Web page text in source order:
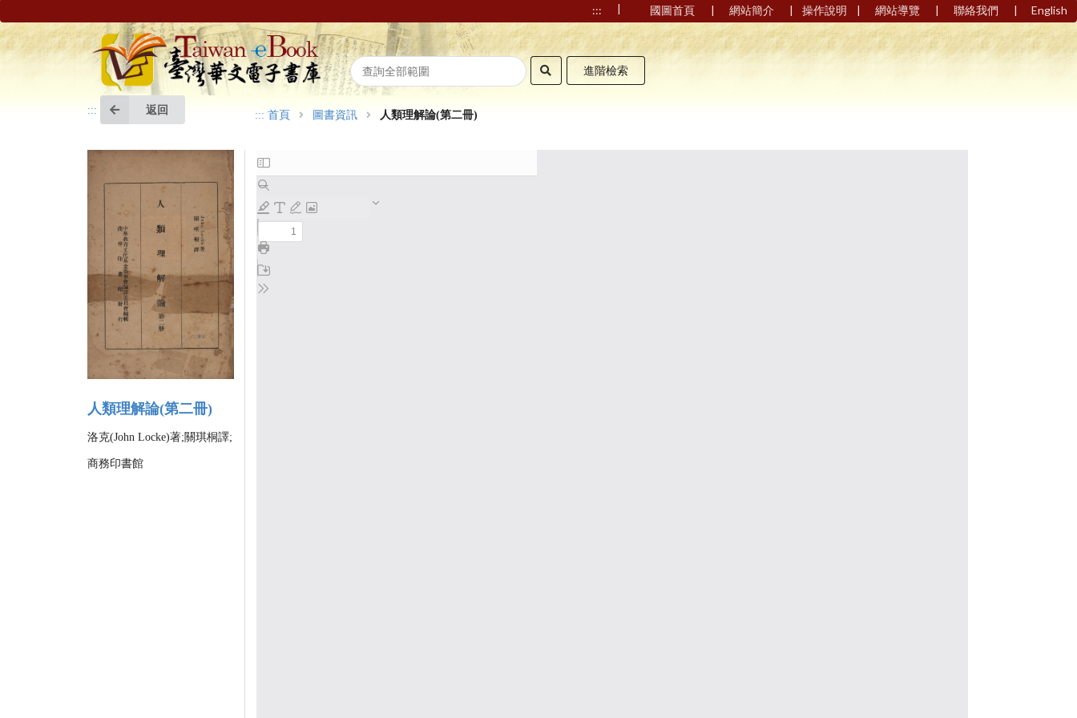
::: | 國圖首頁 | 網站簡介 | 操作說明 | 網站導覽 | 聯絡我們 | English
進階檢索
::: 返回 ::: 首頁 圖書資訊 人類理解論(第二冊)
人類理解論(第二冊)
洛克(John Locke)著;關琪桐譯;
商務印書館